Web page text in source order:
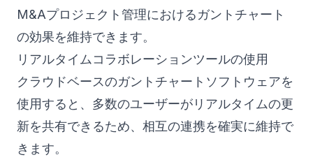
M&Aプロジェクト管理におけるガントチャート
の効果を維持できます。
リアルタイムコラボレーションツールの使用
クラウドベースのガントチャートソフトウェアを
使用すると、多数のユーザーがリアルタイムの更
新を共有できるため、相互の連携を確実に維持で
きます。